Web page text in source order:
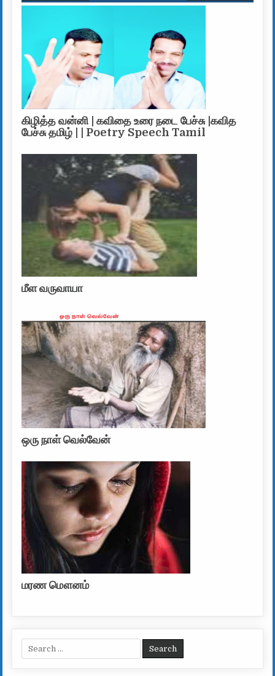
கிழித்த வன்னி | கவிதை உரை நடை பேச்சு |கவித
பேச்சு தமிழ் | | Poetry Speech Tamil
மீள வருவாயா
ஒரு நாள் வெல்வேன்
மரண மௌனம்
Search for: